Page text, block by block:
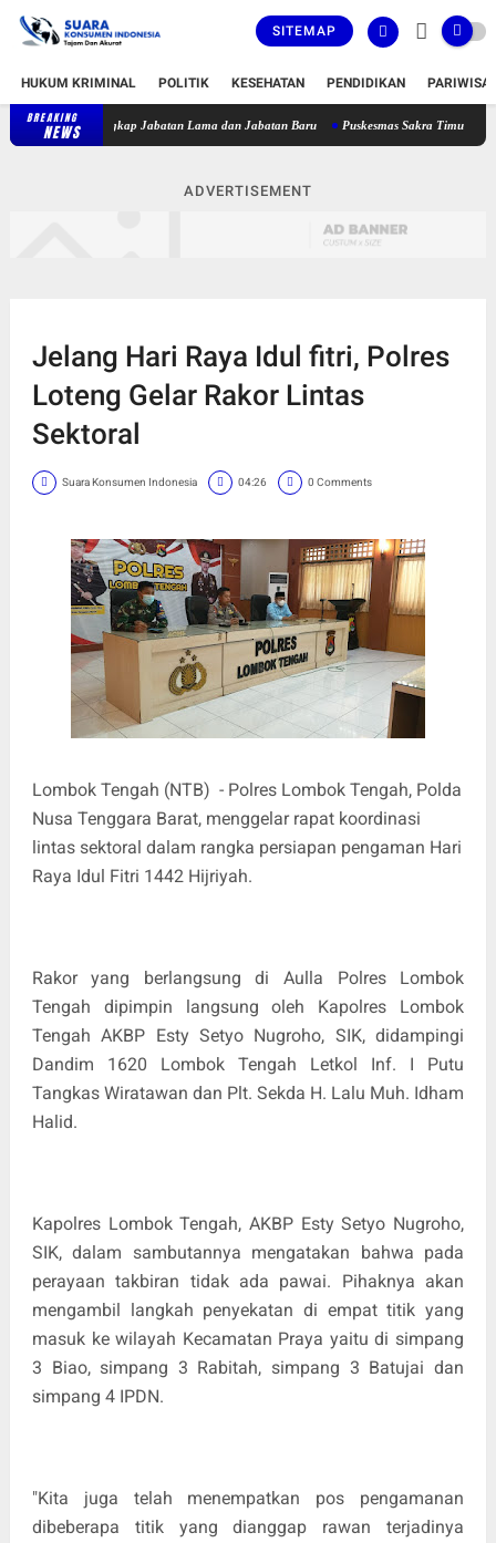
SITEMAP
HUKUM KRIMINAL POLITIK KESEHATAN PENDIDIKAN
BREAKING
NEWS Bupati Lombok Timur Lantik 36 Pejabat, Berikut Daftar Lengkap Jabatan
ADVERTISEMENT
Jelang Hari Raya Idul fitri, Polres
Loteng Gelar Rakor Lintas
Sektoral
Suara Konsumen Indonesia 04:26 0 Comments
Lombok Tengah (NTB) - Polres Lombok Tengah, Polda
Nusa Tenggara Barat, menggelar rapat koordinasi
lintas sektoral dalam rangka persiapan pengaman Hari
Raya Idul Fitri 1442 Hijriyah.
Rakor yang berlangsung di Aulla Polres Lombok
Tengah dipimpin langsung oleh Kapolres Lombok
Tengah AKBP Esty Setyo Nugroho, SIK, didampingi
Dandim 1620 Lombok Tengah Letkol Inf. I Putu
Tangkas Wiratawan dan Plt. Sekda H. Lalu Muh. Idham
Halid.
Kapolres Lombok Tengah, AKBP Esty Setyo Nugroho,
SIK, dalam sambutannya mengatakan bahwa pada
perayaan takbiran tidak ada pawai. Pihaknya akan
mengambil langkah penyekatan di empat titik yang
masuk ke wilayah Kecamatan Praya yaitu di simpang
3 Biao, simpang 3 Rabitah, simpang 3 Batujai dan
simpang 4 IPDN.
"Kita juga telah menempatkan pos pengamanan
dibeberapa titik yang dianggap rawan terjadinya